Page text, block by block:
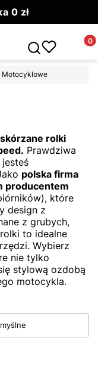
0 zł
Otwórz
Motocyklowe
rolki
Prawdziwa
jesteś
polska firma
producentem
które
design z
z grubych,
to idealne
Wybierz
nie tylko
stylową ozdobą
motocykla.